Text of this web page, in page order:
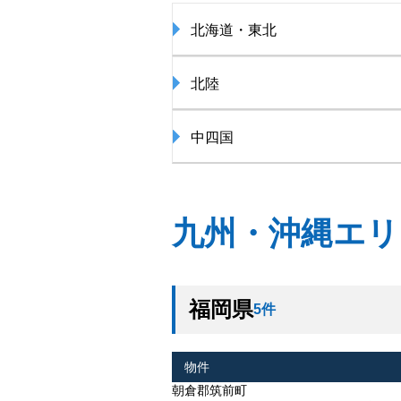
北海道・東北
北陸
中四国
九州・沖縄エ
福岡県5件
物件
朝倉郡筑前町